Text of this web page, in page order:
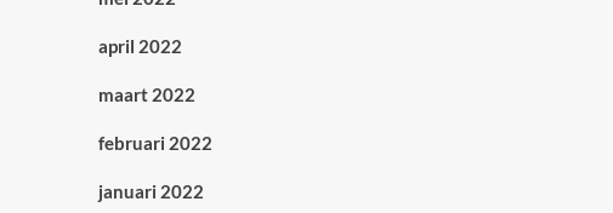
april 2022
maart 2022
februari 2022
januari 2022